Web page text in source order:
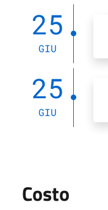
25
GIU
25
GIU
Costo